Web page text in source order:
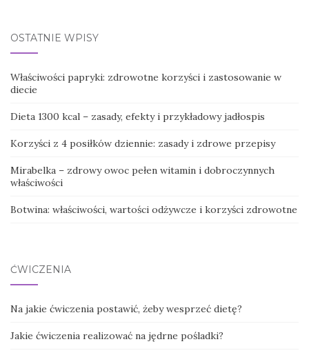
OSTATNIE WPISY
Właściwości papryki: zdrowotne korzyści i zastosowanie w
diecie
Dieta 1300 kcal – zasady, efekty i przykładowy jadłospis
Korzyści z 4 posiłków dziennie: zasady i zdrowe przepisy
Mirabelka – zdrowy owoc pełen witamin i dobroczynnych
właściwości
Botwina: właściwości, wartości odżywcze i korzyści zdrowotne
ĆWICZENIA
Na jakie ćwiczenia postawić, żeby wesprzeć dietę?
Jakie ćwiczenia realizować na jędrne pośladki?